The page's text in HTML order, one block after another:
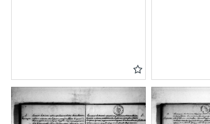
tychże aktów niżej
podpisanego
zaczęta i
kontynuowana